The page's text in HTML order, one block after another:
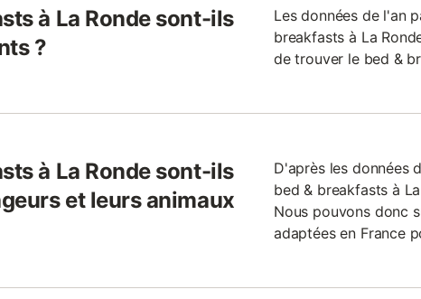
à La Ronde sont-ils
?
Les données de l'an
breakfasts à La
de trouver le bed &
à La Ronde sont-ils
et leurs animaux
D'après les données
bed & breakfasts à
Nous pouvons donc
adaptées en France